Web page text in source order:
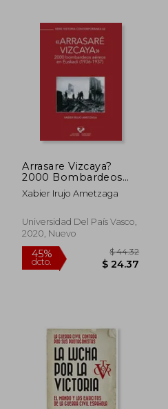
45%
dcto.
45%
dcto. $ 25.04
Arrasare Vizcaya?
2000 Bombardeos
Aereos en Euskadi
(1936-1937).
Xabier Irujo Ametzaga
Universidad Del País Vasco,
2020, Nuevo